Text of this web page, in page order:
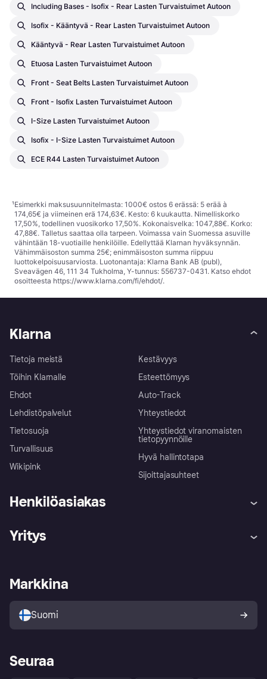
Including Bases - Isofix - Rear Lasten Turvaistuimet Autoon
Isofix - Kääntyvä - Rear Lasten Turvaistuimet Autoon
Kääntyvä - Rear Lasten Turvaistuimet Autoon
Etuosa Lasten Turvaistuimet Autoon
Front - Seat Belts Lasten Turvaistuimet Autoon
Front - Isofix Lasten Turvaistuimet Autoon
I-Size Lasten Turvaistuimet Autoon
Isofix - I-Size Lasten Turvaistuimet Autoon
ECE R44 Lasten Turvaistuimet Autoon
¹Esimerkki maksusuunnitelmasta: 1000€ ostos 6 erässä: 5 erää à
174,65€ ja viimeinen erä 174,63€. Kesto: 6 kuukautta. Nimelliskorko
17,50%, todellinen vuosikorko 17,50%. Kokonaisvelka: 1047,88€. Korko:
47,88€. Talletus saattaa olla tarpeen. Voimassa vain Suomessa asuville
vähintään 18-vuotiaille henkilöille. Edellyttää Klarnan hyväksynnän.
Vähimmäisoston summa 25€; enimmäisoston summa riippuu
luottokelpoisuusarviosta. Luotonantaja: Klarna Bank AB (publ),
Sveavägen 46, 111 34 Tukholma, Y-tunnus: 556737-0431. Katso ehdot
osoitteesta https://www.klarna.com/fi/ehdot/.
Klarna
Tietoja meistä
Töihin Klarnalle
Ehdot
Lehdistöpalvelut
Tietosuoja
Turvallisuus
Wikipink
Kestävyys
Esteettömyys
Auto-Track
Yhteystiedot
Yhteystiedot viranomaisten
tietopyynnöille
Hyvä hallintotapa
Sijoittajasuhteet
Henkilöasiakas
Ohje
Kirjaudu sisään
Tutustu kauppoihin
Ostajan turva
Yritys
Kirjaudu sisään yrityksenä
Markkina
Suomi
Seuraa